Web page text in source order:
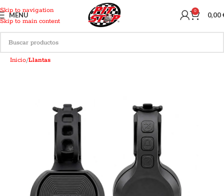
Skip to navigation
Skip to main content
MENU 0 0,00
Inicio Llantas